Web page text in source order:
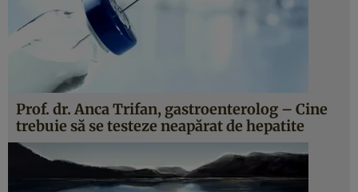
Prof. dr. Anca Trifan, gastroenterolog – Cine
trebuie să se testeze neapărat de hepatite